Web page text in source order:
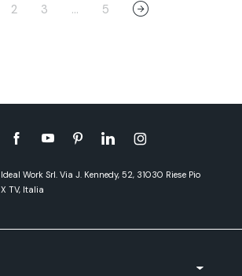
2 3 … 5
Ideal Work Srl. Via J. Kennedy, 52, 31030 Riese Pio
X TV, Italia